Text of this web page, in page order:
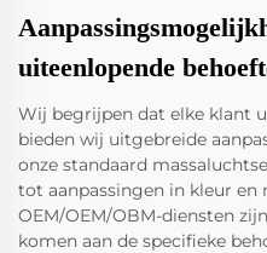
uiteenlopende
Wij begrijpen dat elke klant
bieden wij uitgebreide
onze standaard
tot aanpassingen in kleur en
OEM/OEM/OBM-diensten
komen aan de specifieke